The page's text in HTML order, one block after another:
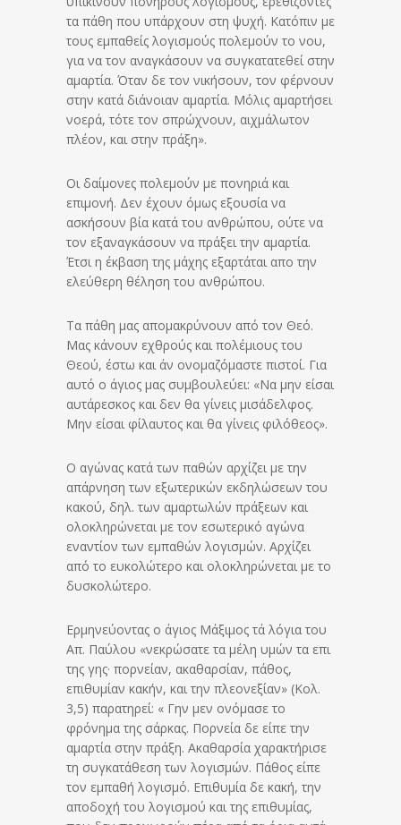
τα πάθη που υπάρχουν στη ψυχή. Κατόπιν με
τους εμπαθείς λογισμούς πολεμούν το νου,
για να τον αναγκάσουν να συγκατατεθεί στην
αμαρτία. Όταν δε τον νικήσουν, τον φέρνουν
στην κατά διάνοιαν αμαρτία. Μόλις αμαρτήσει
νοερά, τότε τον σπρώχνουν, αιχμάλωτον
πλέον, και στην πράξη».
Οι δαίμονες πολεμούν με πονηριά και
επιμονή. Δεν έχουν όμως εξουσία να
ασκήσουν βία κατά του ανθρώπου, ούτε να
τον εξαναγκάσουν να πράξει την αμαρτία.
Έτσι η έκβαση της μάχης εξαρτάται απο την
ελεύθερη θέληση του ανθρώπου.
Τα πάθη μας απομακρύνουν από τον Θεό.
Μας κάνουν εχθρούς και πολέμιους του
Θεού, έστω και άν ονομαζόμαστε πιστοί. Για
αυτό ο άγιος μας συμβουλεύει: «Να μην είσαι
αυτάρεσκος και δεν θα γίνεις μισάδελφος.
Μην είσαι φίλαυτος και θα γίνεις φιλόθεος».
Ο αγώνας κατά των παθών αρχίζει με την
απάρνηση των εξωτερικών εκδηλώσεων του
κακού, δηλ. των αμαρτωλών πράξεων και
ολοκληρώνεται με τον εσωτερικό αγώνα
εναντίον των εμπαθών λογισμών. Αρχίζει
από το ευκολώτερο και ολοκληρώνεται με το
δυσκολώτερο.
Ερμηνεύοντας ο άγιος Μάξιμος τά λόγια του
Απ. Παύλου «νεκρώσατε τα μέλη υμών τα επι
της γης· πορνείαν, ακαθαρσίαν, πάθος,
επιθυμίαν κακήν, και την πλεονεξίαν» (Κολ.
3,5) παρατηρεί: « Γην μεν ονόμασε το
φρόνημα της σάρκας. Πορνεία δε είπε την
αμαρτία στην πράξη. Ακαθαρσία χαρακτήρισε
τη συγκατάθεση των λογισμών. Πάθος είπε
τον εμπαθή λογισμό. Επιθυμία δε κακή, την
αποδοχή του λογισμού και της επιθυμίας,